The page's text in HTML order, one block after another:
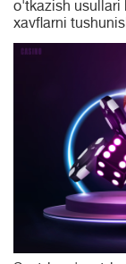
o'tkazish usullari
xavflarni